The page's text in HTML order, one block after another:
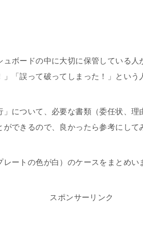
ボードの中に大切に保管している
「誤って破ってしまった！」という
について、必要な書類（委任状、
できるので、良かったら参考にして
ートの色が白）のケースをまとめい
スポンサーリンク